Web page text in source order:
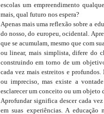
escolas um empreendimento
mais, qual futuro nos espera?
Apenas mais uma reflexão sobre a
do nosso, do europeu, ocidental.
que se acumulam, mesmo que com
ou linear, mais simplista, difere do
construindo em torno de um
cada vez mais estreitos e
ou impreciso, mas existe a
esclarecer um conceito ou um objeto
Aprofundar significa descer cada
em suas experiências. A